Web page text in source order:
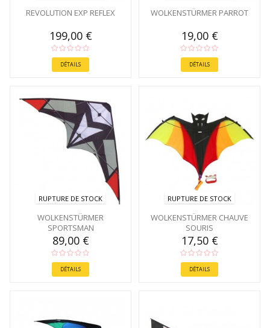
REVOLUTION EXP REFLEX
199,00 €
DÉTAILS
WOLKENSTÜRMER PARROT
19,00 €
DÉTAILS
RUPTURE DE STOCK
WOLKENSTÜRMER
SPORTSMAN
89,00 €
DÉTAILS
RUPTURE DE STOCK
WOLKENSTÜRMER CHAUVE
SOURIS
17,50 €
DÉTAILS